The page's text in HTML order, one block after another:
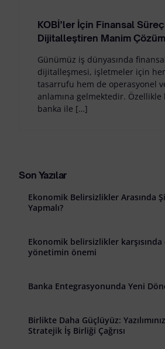
KOBİ’ler İçin Finansal
Dijitalleştiren Manim
Günümüz iş dünyasında
dijitalleşmesi, işletmeler için
tasarrufu hem de operasyonel
anlamına gelmektedir.
banka ile […]
Son Yazılar
Ekonomik Belirsizlikler Arasında
Yapmalı?
Ekonomik belirsizlikler
yönetimin önemi
Banka Entegrasyonunda Yeni
Birlikte Daha Güçlüyüz:
Stratejik İş Birliği Çağrısı